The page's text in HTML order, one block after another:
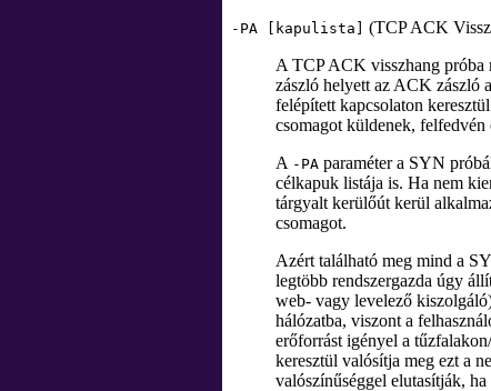
-PA [kapulista]
(TCP ACK
A TCP ACK visszhang próba
zászló helyett az ACK zászló
felépített kapcsolaton
csomagot küldenek, felfedvén
A -PA paraméter a SYN
célkapuk listája is. Ha nem
tárgyalt kerülőút kerül
csomagot.
Azért található meg mind a
legtöbb rendszergazda úgy
web- vagy levelező
hálózatba, viszont a
erőforrást igényel a
keresztül valósítja meg ezt a
valószínűséggel elutasítják,